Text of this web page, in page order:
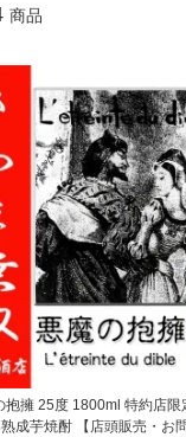
商品
抱擁 25度 1800ml 特約店限
成芋焼酎 【店頭販売・お